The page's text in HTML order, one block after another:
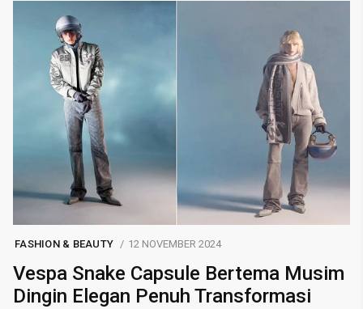
FASHION & BEAUTY 12 NOVEMBER 2024
Vespa Snake Capsule Bertema Musim
Dingin Elegan Penuh Transformasi